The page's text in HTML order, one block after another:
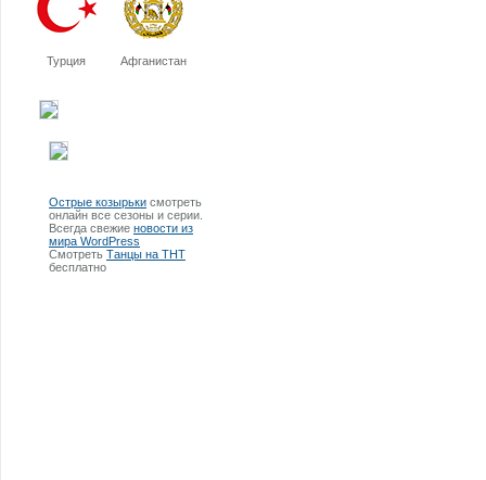
Турция Афганистан
Острые козырьки смотреть
онлайн все сезоны и серии.
Всегда свежие новости из
мира WordPress
Смотреть Танцы на ТНТ
бесплатно